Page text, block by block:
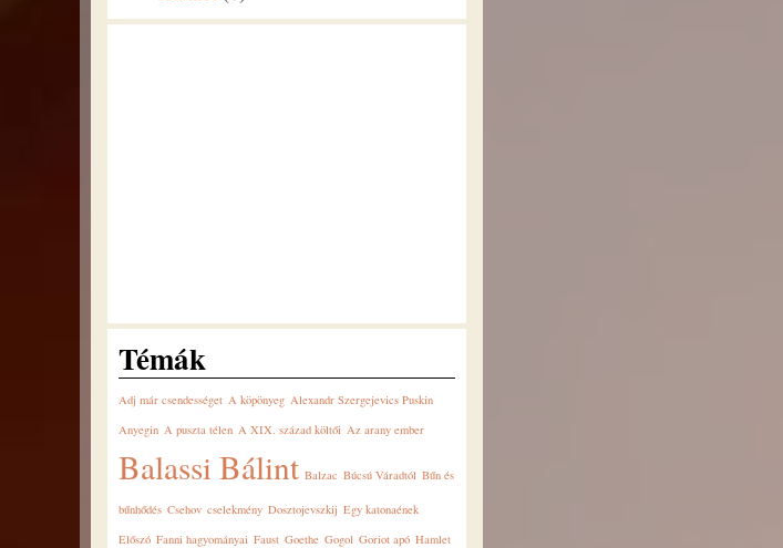
Témák
Adj már csendességet A köpönyeg Alexandr Szergejevics Puskin
Anyegin A puszta télen A XIX. század költői Az arany ember
Balassi Bálint Balzac Búcsú Váradtól Bűn és
bűnhődés Csehov cselekmény Dosztojevszkij Egy katonaének
Előszó Fanni hagyományai Faust Goethe Gogol Goriot apó Hamlet